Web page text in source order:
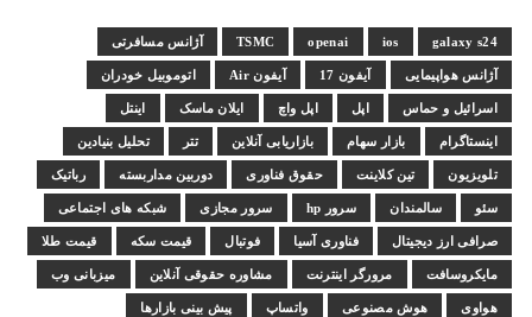
galaxy s24
ios
openai
TSMC آژانس مسافرتی
آژانس هواپیمایی آیفون 17 آیفون Air اتوموبیل خودران
اسرائیل و حماس اپل اپل واچ ایلان ماسک اینتل
اینستاگرام بازار سهام بازاریابی آنلاین تتر تحلیل بنیادین
تلویزیون تین کلاینت حقوق فناوری دوربین مداربسته رباتیک
سئو سالمندان سرور hp سرور مجازی شبکه های اجتماعی
صرافی ارز دیجیتال فناوری آسیا فوتبال قیمت سکه قیمت طلا
مایکروسافت مرورگر اینترنت مشاوره حقوقی آنلاین میزبانی وب
هواوی هوش مصنوعی واتساپ پیش بینی بازارها